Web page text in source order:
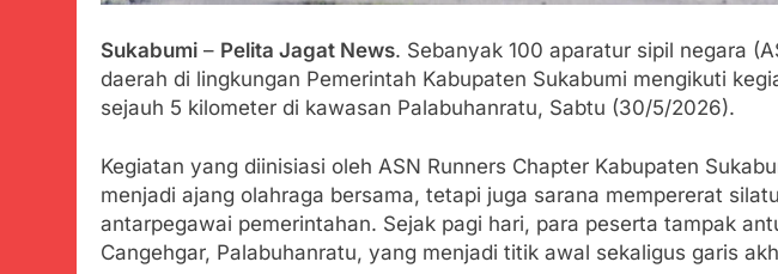
Tunjukan Perhatiannya, Satgas Yonif
Juli 20, 2024
Polda Jabar Beberkan Perkembangan
Juli 20, 2024
Kejaksaan Negeri Kab Sukabumi
Juli 19, 2024
Diduga Kuat Inspektorat Kab, Sukabumi
Juli 19, 2024
Sambut Tahun Ajaran Baru, Satgas
Sukabumi – Pelita Jagat News. Sebanyak 100 aparatur sipil negara
daerah di lingkungan Pemerintah Kabupaten Sukabumi mengikuti
sejauh 5 kilometer di kawasan Palabuhanratu, Sabtu (30/5/2026).
Kegiatan yang diinisiasi oleh ASN Runners Chapter Kabupaten
menjadi ajang olahraga bersama, tetapi juga sarana mempererat
antarpegawai pemerintahan. Sejak pagi hari, para peserta tampak
Cangehgar, Palabuhanratu, yang menjadi titik awal sekaligus garis